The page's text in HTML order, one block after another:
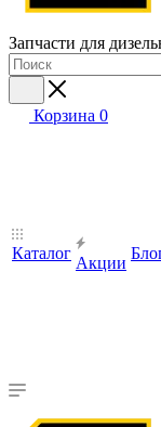
Запчасти для
Корзина 0
Каталог
Акции